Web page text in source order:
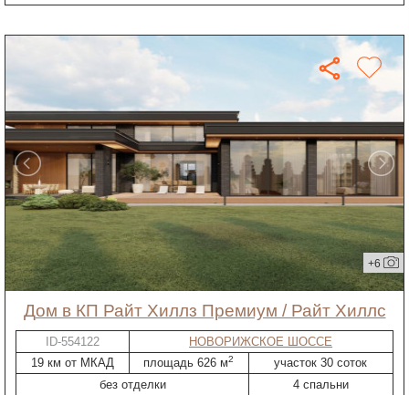
+6
дом в КП Райт Хиллз Премиум / Райт Хиллс
ID-554122
НОВОРИЖСКОЕ ШОССЕ
19 км от МКАД
площадь 626 м2
участок 30 соток
без отделки
4 спальни